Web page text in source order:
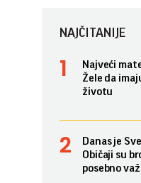
NAJČITANIJE
Najveći
Žele da
životu
Danas je
Običaji su
posebno